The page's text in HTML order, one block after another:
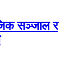
सञ्जाल र